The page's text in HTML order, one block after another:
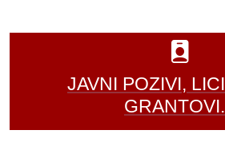
JAVNI POZIVI,